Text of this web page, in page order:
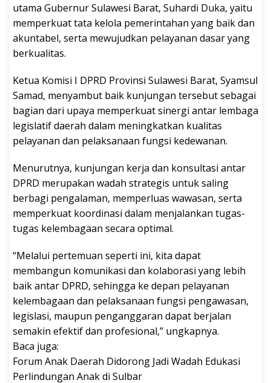
utama Gubernur Sulawesi Barat, Suhardi Duka, yaitu
memperkuat tata kelola pemerintahan yang baik dan
akuntabel, serta mewujudkan pelayanan dasar yang
berkualitas.
Ketua Komisi I DPRD Provinsi Sulawesi Barat, Syamsul
Samad, menyambut baik kunjungan tersebut sebagai
bagian dari upaya memperkuat sinergi antar lembaga
legislatif daerah dalam meningkatkan kualitas
pelayanan dan pelaksanaan fungsi kedewanan.
Menurutnya, kunjungan kerja dan konsultasi antar
DPRD merupakan wadah strategis untuk saling
berbagi pengalaman, memperluas wawasan, serta
memperkuat koordinasi dalam menjalankan tugas-
tugas kelembagaan secara optimal.
“Melalui pertemuan seperti ini, kita dapat
membangun komunikasi dan kolaborasi yang lebih
baik antar DPRD, sehingga ke depan pelayanan
kelembagaan dan pelaksanaan fungsi pengawasan,
legislasi, maupun penganggaran dapat berjalan
semakin efektif dan profesional,” ungkapnya.
Baca juga:
Forum Anak Daerah Didorong Jadi Wadah Edukasi
Perlindungan Anak di Sulbar